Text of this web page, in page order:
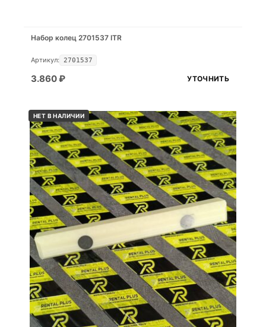
Набор колец 2701537 ITR
Артикул: 2701537
3.860₽ УТОЧНИТЬ
НЕТ В НАЛИЧИИ